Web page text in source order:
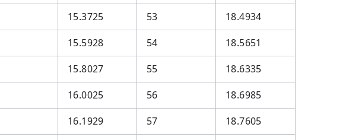
15.3725 53
18.4934
15.5928 54
18.5651
15.8027 55
18.6335
16.0025 56
18.6985
16.1929 57
18.7605